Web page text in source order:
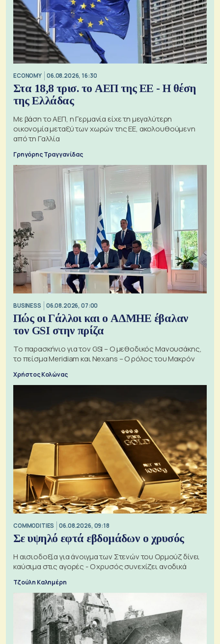
ECONOMY 06.08.2026, 16:30
Στα 18,8 τρισ. το ΑΕΠ της ΕΕ - Η θέση
της Ελλάδας
Με βάση το ΑΕΠ, η Γερμανία είχε τη μεγαλύτερη
οικονομία μεταξύ των χωρών της ΕΕ, ακολουθούμενη
από τη Γαλλία
Γρηγόρης Τραγγανίδας
BUSINESS 06.08.2026, 07:00
Πώς οι Γάλλοι και ο ΑΔΜΗΕ έβαλαν
τον GSI στην πρίζα
Το παρασκήνιο για τον GSI – Ο μεθοδικός Μανουσάκης,
το πείσμα Meridiam και Nexans – Ο ρόλος του Μακρόν
Χρήστος Κολώνας
COMMODITIES 06.08.2026, 09:18
Σε υψηλό εφτά εβδομάδων ο χρυσός
Η αισιοδοξία για άνοιγμα των Στενών του Ορμούζ δίνει
καύσιμα στις αγορές - Ο χρυσός συνεχίζει ανοδικά
Τζούλη Καλημέρη